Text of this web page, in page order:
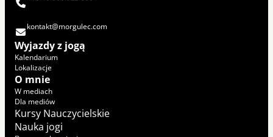
kontakt@morgulec.com
Wyjazdy z jogą
Kalendarium
Lokalizacje
O mnie
W mediach
Dla mediów
Kursy Nauczycielskie
Nauka jogi